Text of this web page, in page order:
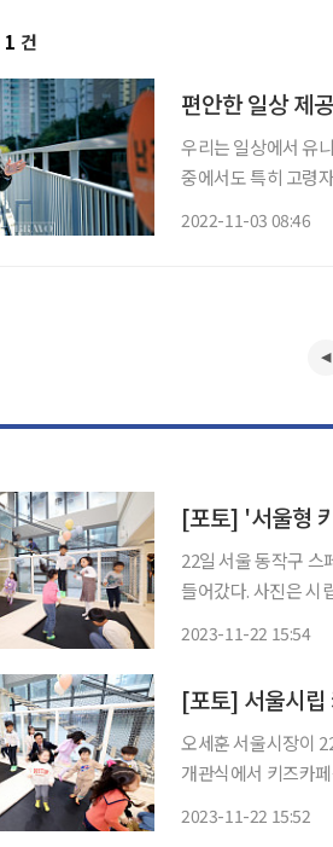
1 건
편안한 일상 제
우리는 일상에서 유
중에서도 특히 고령
2022-11-03 08:46
[포토] '서울형
22일 서울 동작구 스
들어갔다. 사진은 시
2023-11-22 15:54
[포토] 서울시립
오세훈 서울시장이
개관식에서 키즈카
2023-11-22 15:52